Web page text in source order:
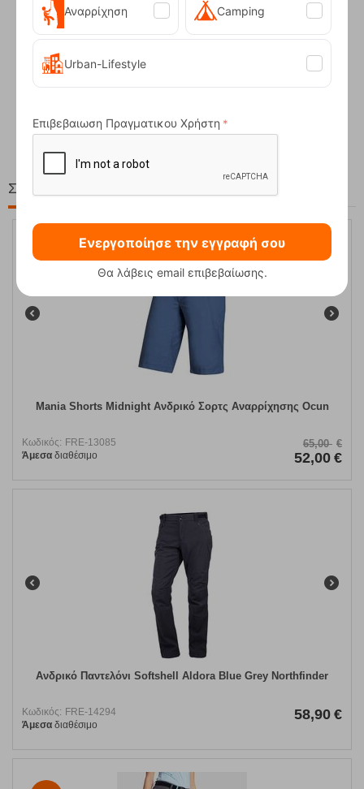
62,50
Στη ίδια Τιμή!
20%
Mania Shorts Midnight Ανδρικό Σορτς Αναρρίχησης Ocun
Κωδικός: FRE-13085
Άμεσα διαθέσιμο
65,00 €
52,00 €
Ανδρικό Παντελόνι Softshell Aldora Blue Grey Northfinder
Κωδικός: FRE-14294
Άμεσα διαθέσιμο
58,90 €
Αναρρίχηση Camping
Urban-Lifestyle
Επιβεβαιωση Πραγματικου Χρήστη
Ενεργοποίησε την εγγραφή σου
Θα λάβεις email επιβεβαίωσης.